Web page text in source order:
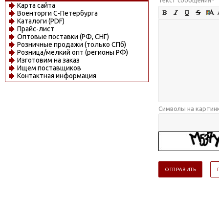
Карта сайта
Военторги С-Петербурга
Каталоги (PDF)
Прайс-лист
Оптовые поставки (РФ, СНГ)
Розничные продажи (только СПб)
Розница/мелкий опт (регионы РФ)
Изготовим на заказ
Ищем поставщиков
Контактная информация
Символы на